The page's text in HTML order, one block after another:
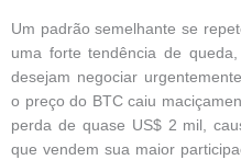
Um padrão semelhante se
uma forte tendência de
desejam negociar
o preço do BTC caiu
perda de quase US$ 2 mil,
que vendem sua maior